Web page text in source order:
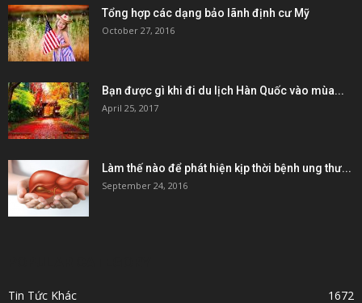
Tổng hợp các dạng bảo lãnh định cư Mỹ
October 27, 2016
Bạn được gì khi đi du lịch Hàn Quốc vào mùa...
April 25, 2017
Làm thế nào để phát hiện kịp thời bệnh ung thư...
September 24, 2016
Tin Tức Khác
1672